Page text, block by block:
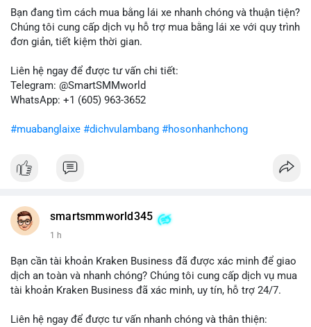
bán ngắn hạn có thể xuất hiện, gây biến động giá. Ngược lại,
nếu chuyển sang ví lạnh, tín hiệu này cho thấy niềm tin nắm giữ
của nhà đầu tư lớn vẫn còn vững chắc.
Lời khuyên cho nhà đầu tư nhỏ lẻ: Theo dõi sát các giao dịch
tiếp theo từ địa chỉ này để xác định điểm đến của dòng tiền.
Tránh hành động theo cảm xúc; hãy dựa trên dữ liệu xác nhận
tăng.
Bạn đang tìm cách mua bằng lái xe nhanh chóng và thuận tiện?
Chúng tôi cung cấp dịch vụ hỗ trợ mua bằng lái xe với quy trình
đơn giản, tiết kiệm thời gian.
Liên hệ ngay để được tư vấn chi tiết:
Telegram: @SmartSMMworld
WhatsApp: +1 (605) 963-3652
#muabanglaixe #dichvulambang #hosonhanhchong
smartsmmworld345
1 h
Bạn cần tài khoản Kraken Business đã được xác minh để giao
dịch an toàn và nhanh chóng? Chúng tôi cung cấp dịch vụ mua
tài khoản Kraken Business đã xác minh, uy tín, hỗ trợ 24/7.
Liên hệ ngay để được tư vấn nhanh chóng và thân thiện: